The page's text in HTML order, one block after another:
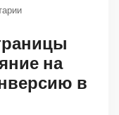
на
в